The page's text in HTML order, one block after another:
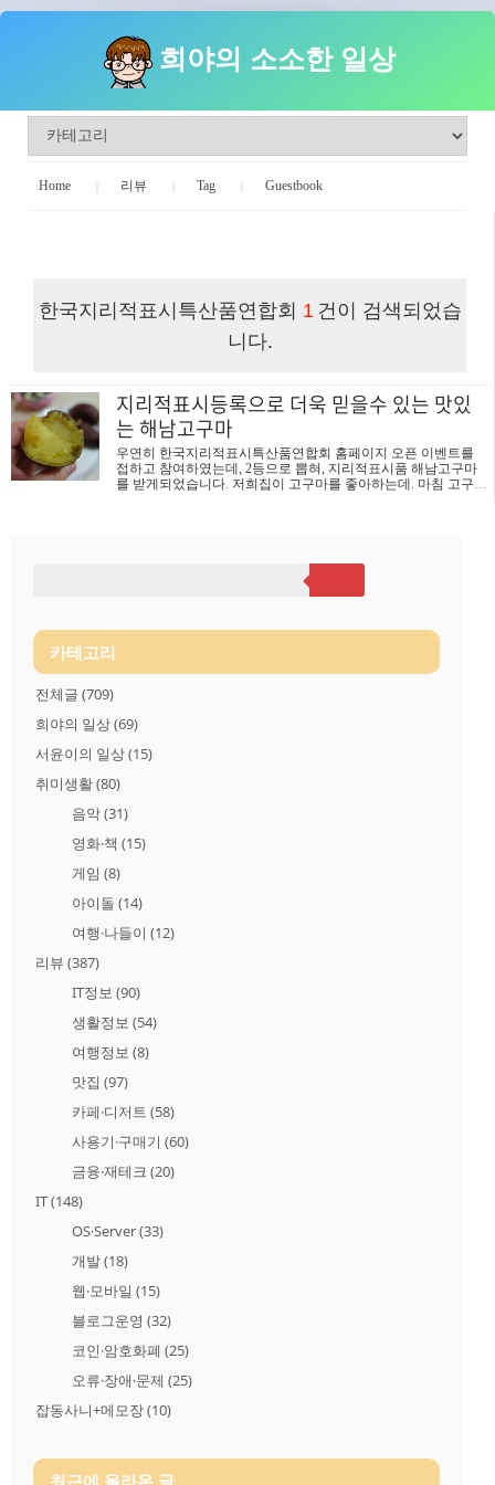
희야의 소소한 일상
Home 리뷰 Tag Guestbook
한국지리적표시특산품연합회 1 건이 검색되었습
니다.
지리적표시등록으로 더욱 믿을수 있는 맛있
는 해남고구마
우연히 한국지리적표시특산품연합회 홈페이지 오픈 이벤트를
접하고 참여하였는데, 2등으로 뽑혀, 지리적표시품 해남고구마
를 받게되었습니다. 저희집이 고구마를 좋아하는데. 마침 고구마
산된 농작물인지 믿기가 어렵습니다. 일례로 고구마로 유명한 해
남고구마 이지만. 타지역에서 생산된 고구마를 해남으로 가져와
포장해 팔아도 해남고구마인거죠 구입한 소비자로서는 사기당
카테고리
전체글 (709)
희야의 일상(69)
서윤이의 일상(15)
취미생활(80)
음악(31)
영화·책 (15)
게임 (8)
아이돌 (14)
여행·나들이 (12)
리뷰 (387)
IT정보 (90)
생활정보 (54)
여행정보 (8)
맛집 (97)
카페·디저트 (58)
사용기·구매기 (60)
금융·재테크 (20)
IT(148)
OS·Server(33)
개발(18)
웹·모바일 (15)
블로그운영 (32)
코인·암호화폐 (25)
오류·장애·문제 (25)
잡동사니+메모장(10)
최근에 올라온 글